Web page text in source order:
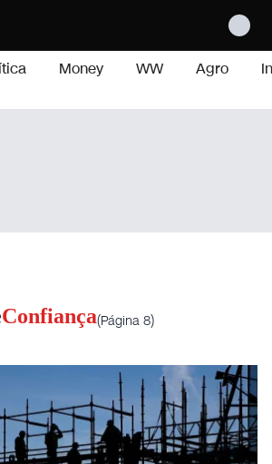
Money WW Agro
Confiança(Página 8)